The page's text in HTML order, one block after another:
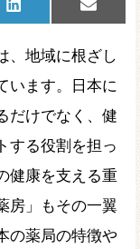
Share
on
LinkedIn
Share
on
Email
、地域に根ざし
います。日本に
だけでなく、健
する役割を担っ
健康を支える重
房」もその一翼
の薬局の特徴や